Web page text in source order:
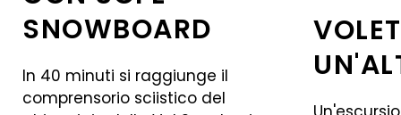
SNOWBOARD
In 40 minuti si raggiunge il
comprensorio sciistico del